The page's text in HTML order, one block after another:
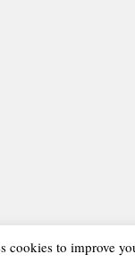
cookies to improve